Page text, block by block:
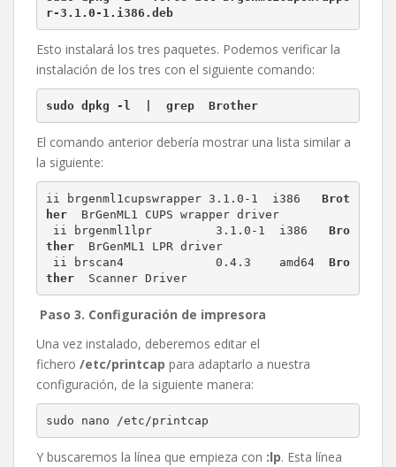
r-3.1.0-1.i386.deb
Esto instalará los tres paquetes. Podemos verificar la
instalación de los tres con el siguiente comando:
sudo dpkg -l  |  grep  Brother
El comando anterior debería mostrar una lista similar a
la siguiente:
ii brgenml1cupswrapper 3.1.0-1  i386 Brot
her BrGenML1 CUPS wrapper driver
ii brgenml1lpr         3.1.0-1  i386 Bro
ther BrGenML1 LPR driver
ii brscan4             0.4.3    amd64 Bro
ther Scanner Driver
Paso 3. Configuración de impresora
Una vez instalado, deberemos editar el
fichero /etc/printcap para adaptarlo a nuestra
configuración, de la siguiente manera:
sudo nano /etc/printcap
Y buscaremos la línea que empieza con :lp. Esta línea